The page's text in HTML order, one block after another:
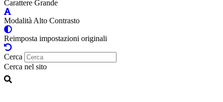
Carattere Grande
Modalità Alto Contrasto
Reimposta impostazioni originali
Cerca
Cerca nel sito